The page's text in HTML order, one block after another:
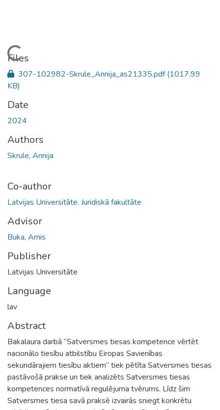
Loading...
Files
307-102982-Skrule_Annija_as21335.pdf(1017.99
KB)
Date
2024
Authors
Skrule, Annija
Co-author
Latvijas Universitāte. Juridiskā fakultāte
Advisor
Buka, Arnis
Publisher
Latvijas Universitāte
Language
lav
Abstract
Bakalaura darbā “Satversmes tiesas kompetence vērtēt
nacionālo tiesību atbilstību Eiropas Savienības
sekundārajiem tiesību aktiem” tiek pētīta Satversmes tiesas
pastāvošā prakse un tiek analizēts Satversmes tiesas
kompetences normatīvā regulējuma tvērums. Līdz šim
Satversmes tiesa savā praksē izvairās sniegt konkrētu